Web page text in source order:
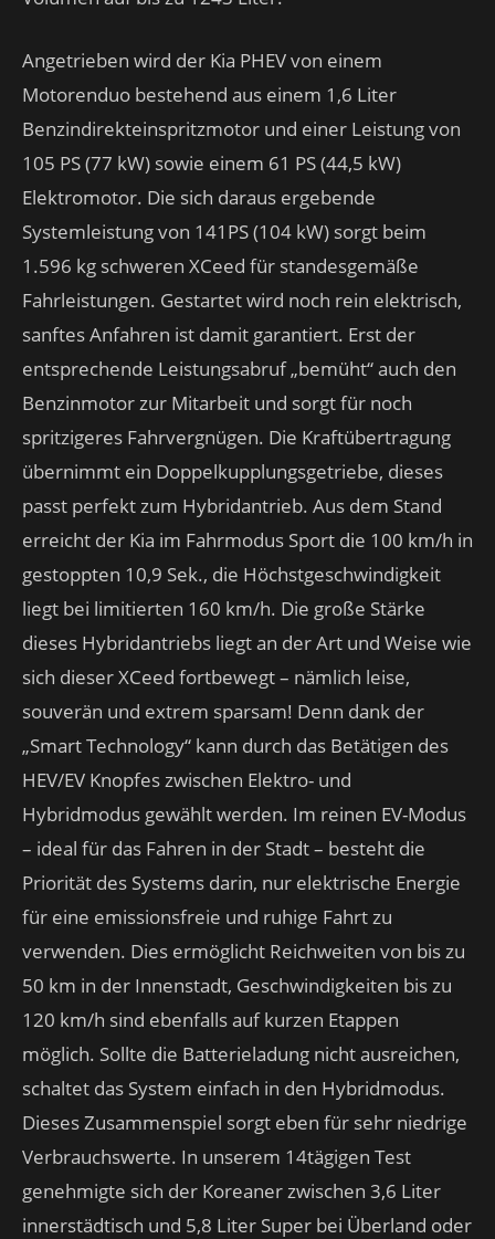
Angetrieben wird der Kia PHEV von einem
Motorenduo bestehend aus einem 1,6 Liter
Benzindirekteinspritzmotor und einer Leistung von
105 PS (77 kW) sowie einem 61 PS (44,5 kW)
Elektromotor. Die sich daraus ergebende
Systemleistung von 141PS (104 kW) sorgt beim
1.596 kg schweren XCeed für standesgemäße
Fahrleistungen. Gestartet wird noch rein elektrisch,
sanftes Anfahren ist damit garantiert. Erst der
entsprechende Leistungsabruf „bemüht“ auch den
Benzinmotor zur Mitarbeit und sorgt für noch
spritzigeres Fahrvergnügen. Die Kraftübertragung
übernimmt ein Doppelkupplungsgetriebe, dieses
passt perfekt zum Hybridantrieb. Aus dem Stand
erreicht der Kia im Fahrmodus Sport die 100 km/h in
gestoppten 10,9 Sek., die Höchstgeschwindigkeit
liegt bei limitierten 160 km/h. Die große Stärke
dieses Hybridantriebs liegt an der Art und Weise wie
sich dieser XCeed fortbewegt – nämlich leise,
souverän und extrem sparsam! Denn dank der
„Smart Technology“ kann durch das Betätigen des
HEV/EV Knopfes zwischen Elektro- und
Hybridmodus gewählt werden. Im reinen EV-Modus
– ideal für das Fahren in der Stadt – besteht die
Priorität des Systems darin, nur elektrische Energie
für eine emissionsfreie und ruhige Fahrt zu
verwenden. Dies ermöglicht Reichweiten von bis zu
50 km in der Innenstadt, Geschwindigkeiten bis zu
120 km/h sind ebenfalls auf kurzen Etappen
möglich. Sollte die Batterieladung nicht ausreichen,
schaltet das System einfach in den Hybridmodus.
Dieses Zusammenspiel sorgt eben für sehr niedrige
Verbrauchswerte. In unserem 14tägigen Test
genehmigte sich der Koreaner zwischen 3,6 Liter
innerstädtisch und 5,8 Liter Super bei Überland oder